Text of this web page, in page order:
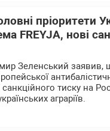
пріоритети
FREYJA, нові
Зеленський заявив,
тиску на
аграріїв.